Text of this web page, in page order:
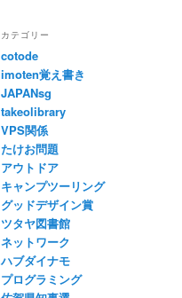
カテゴリー
cotode
imoten覚え書き
JAPANsg
takeolibrary
VPS関係
たけお問題
アウトドア
キャンプツーリング
グッドデザイン賞
ツタヤ図書館
ネットワーク
ハブダイナモ
プログラミング